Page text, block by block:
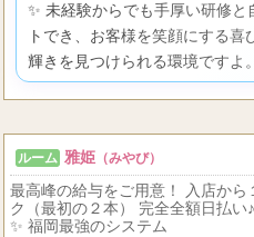
✨ 未経験からでも手厚い研修
トでき、お客様を笑顔にする
輝きを見つけられる環境ですよ。
ルーム 雅姫 （みやび）
最高峰の給与をご用意！ 入店か
ク（最初の２本） 完全全額日払
✨ 福岡最強のシステム